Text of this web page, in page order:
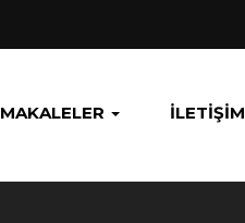
MAKALELER İLETIŞIM